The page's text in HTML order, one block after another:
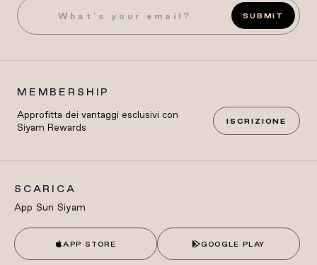
SUBMIT
MEMBERSHIP
Approfitta dei vantaggi esclusivi con
Siyam Rewards
ISCRIZIONE
SCARICA
App Sun Siyam
APP STORE GOOGLE PLAY